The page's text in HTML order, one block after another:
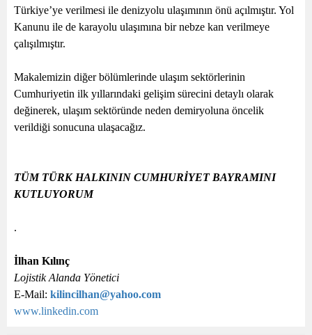
Türkiye’ye verilmesi ile denizyolu ulaşımının önü açılmıştır. Yol
Kanunu ile de karayolu ulaşımına bir nebze kan verilmeye
çalışılmıştır.
Makalemizin diğer bölümlerinde ulaşım sektörlerinin
Cumhuriyetin ilk yıllarındaki gelişim sürecini detaylı olarak
değinerek, ulaşım sektöründe neden demiryoluna öncelik
verildiği sonucuna ulaşacağız.
TÜM TÜRK HALKININ CUMHURİYET BAYRAMINI
KUTLUYORUM
.
İlhan Kılınç
Lojistik Alanda Yönetici
E-Mail: kilincilhan@yahoo.com
www.linkedin.com